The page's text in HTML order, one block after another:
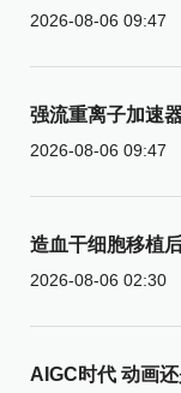
2026-08-06 09:47
强流重离子加速
2026-08-06 09:47
造血干细胞移植
2026-08-06 02:30
AIGC时代 动画